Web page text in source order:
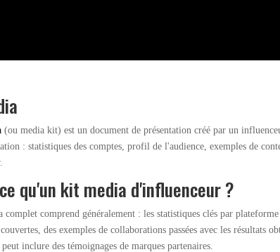
(ou media kit) est un document de présentation créé par un
: statistiques des comptes, profil de l'audience, exemples de
qu'un kit media d'influenceur ?
complet comprend généralement : les statistiques clés par
des exemples de collaborations passées avec les résultats
inclure des témoignages de marques partenaires.